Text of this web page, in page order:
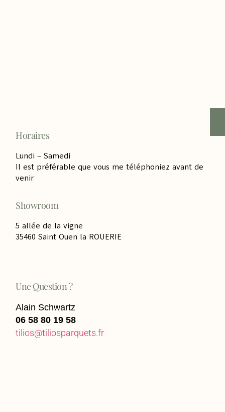
Horaires
Lundi – Samedi
Il est préférable que vous me téléphoniez avant de
venir
Showroom
5 allée de la vigne
35460 Saint Ouen la ROUERIE
Une Question ?
Alain Schwartz
06 58 80 19 58
tilios@tiliosparquets.fr